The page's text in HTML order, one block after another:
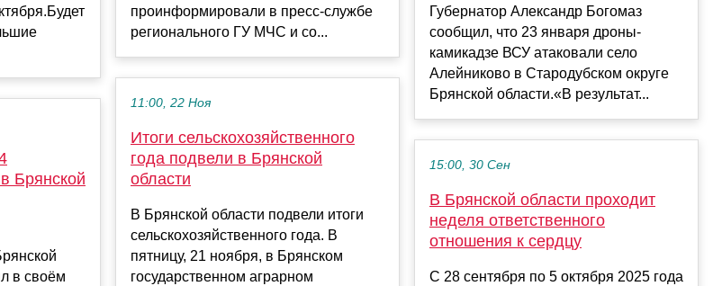
Брянской
в своём
проинформировали в пресс-службе
регионального ГУ МЧС и со...
11:00, 22 Ноя
Итоги сельскохозяйственного
года подвели в Брянской
области
В Брянской области подвели итоги
сельскохозяйственного года. В
пятницу, 21 ноября, в Брянском
государственном аграрном
Губернатор Александр Богомаз
сообщил, что 23 января дроны-
камикадзе ВСУ атаковали село
Алейниково в Стародубском округе
Брянской области.«В результат...
15:00, 30 Сен
В Брянской области проходит
неделя ответственного
отношения к сердцу
С 28 сентября по 5 октября 2025 года